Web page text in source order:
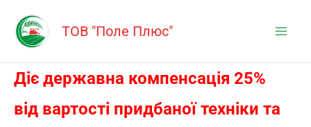
вмісту
ТОВ "Поле Плюс"
Діє державна компенсація 25%
від вартості придбаної техніки та